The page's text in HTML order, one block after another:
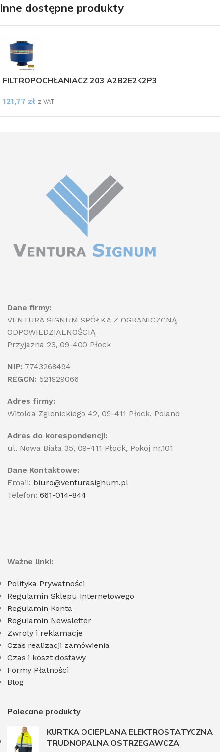
Inne dostępne produkty
FILTROPOCHŁANIACZ 203 A2B2E2K2P3
121,77 zł z VAT
Dane firmy:
VENTURA SIGNUM SPÓŁKA Z OGRANICZONĄ
ODPOWIEDZIALNOŚCIĄ
Przyjazna 23, 09-400 Płock
NIP: 7743268494
REGON: 521929066
Adres firmy:
Witolda Zglenickiego 42, 09-411 Płock, Poland
Adres do korespondencji:
ul. Nowa Biała 35, 09-411 Płock, Pokój nr.101
Dane Kontaktowe:
Email: biuro@venturasignum.pl
Telefon: 661-014-844
Ważne linki:
Polityka Prywatności
Regulamin Sklepu Internetowego
Regulamin Konta
Regulamin Newsletter
Zwroty i reklamacje
Czas realizacji zamówienia
Czas i koszt dostawy
Formy Płatności
Blog
Polecane produkty
KURTKA OCIEPLANA ELEKTROSTATYCZNA
TRUDNOPALNA OSTRZEGAWCZA